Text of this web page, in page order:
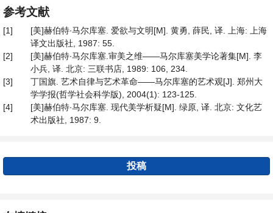
参考文献
[1]
[美]赫伯特∙马尔库塞. 爱欲与文明[M]. 黄勇, 薛民, 译. 上海: 上海
译文出版社, 1987: 55.
[2]
[美]赫伯特∙马尔库塞.审美之维——马尔库塞美学论著集[M]. 李
小兵, 译. 北京: 三联书店, 1989: 106, 234.
[3]
丁国旗. 艺术自律与艺术革命——马尔库塞的艺术观[J]. 郑州大
学学报(哲学社会科学版), 2004(1): 123-125.
[4]
[美]赫伯特∙马尔库塞. 现代美学析疑[M]. 绿原, 译. 北京: 文化艺
术出版社, 1987: 9.
投稿